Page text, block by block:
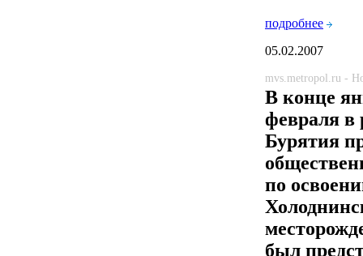
подробнее
05.02.2007
mvs.metropol.ru -
В конце
февраля в
Бурятия
по
был